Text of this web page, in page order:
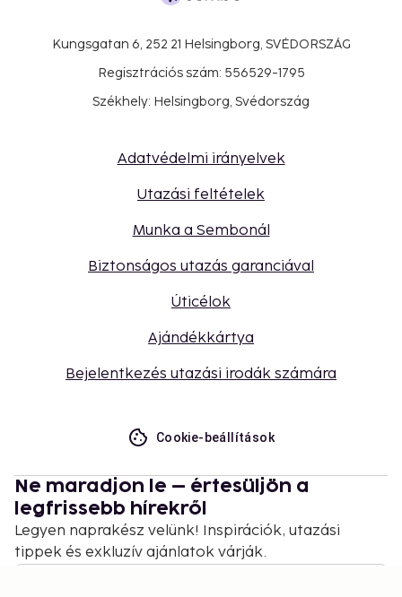
Kungsgatan 6, 252 21 Helsingborg, SVÉDORSZÁG
Regisztrációs szám: 556529-1795
Székhely: Helsingborg, Svédország
Adatvédelmi irányelvek
Utazási feltételek
Munka a Sembonál
Biztonságos utazás garanciával
Úticélok
Ajándékkártya
Bejelentkezés utazási irodák számára
Cookie-beállítások
Ne maradjon le – értesüljön a
legfrissebb hírekről
Legyen naprakész velünk! Inspirációk, utazási
tippek és exkluzív ajánlatok várják.